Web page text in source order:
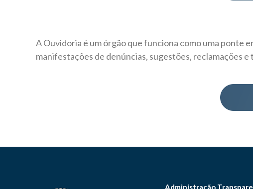
A Ouvidoria é um órgão que funciona como uma ponte
manifestações de denúncias, sugestões, reclamações
Administração